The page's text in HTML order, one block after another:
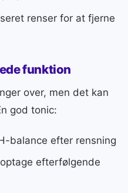
renser for at fjerne
funktion
over, men det kan
god tonic:
balance efter rensning
efterfølgende